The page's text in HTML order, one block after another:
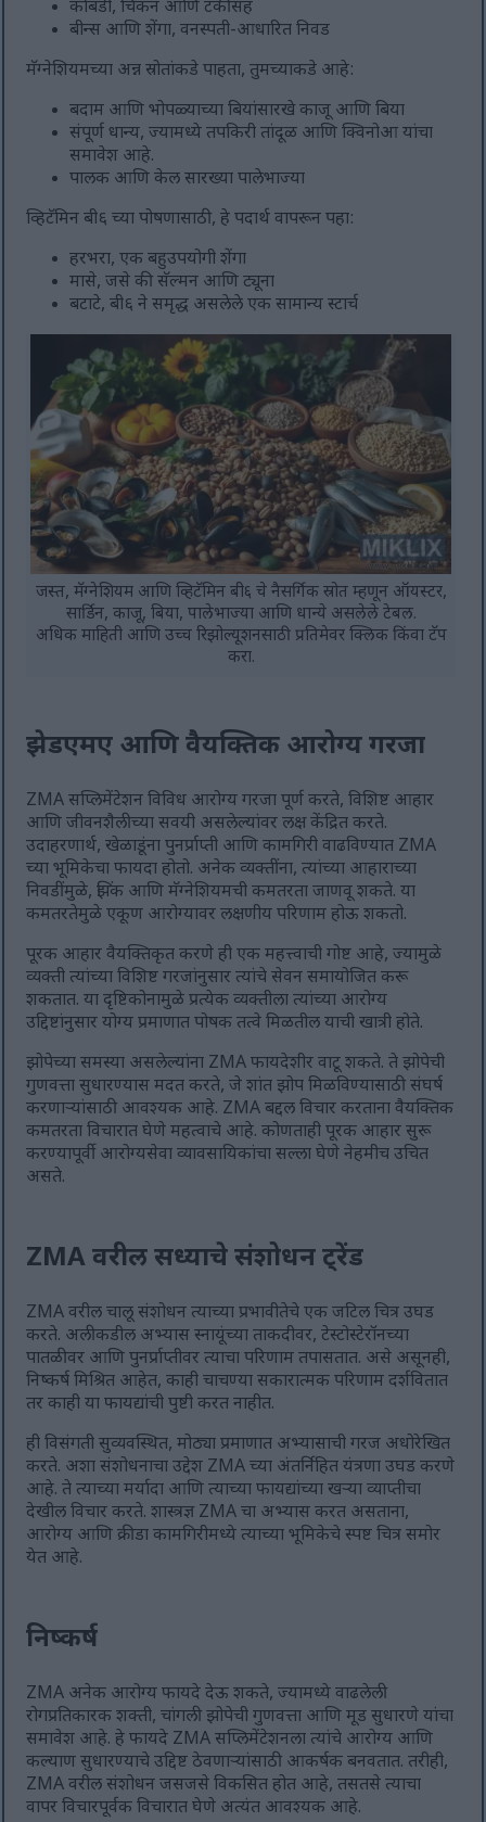
कोंबडी, चिकन आणि टर्कीसह
बीन्स आणि शेंगा, वनस्पती-आधारित निवड
मॅग्नेशियमच्या अन्न स्रोतांकडे पाहता, तुमच्याकडे आहे:
बदाम आणि भोपळ्याच्या बियांसारखे काजू आणि बिया
संपूर्ण धान्य, ज्यामध्ये तपकिरी तांदूळ आणि क्विनोआ यांचा
समावेश आहे.
पालक आणि केल सारख्या पालेभाज्या
व्हिटॅमिन बी६ च्या पोषणासाठी, हे पदार्थ वापरून पहा:
हरभरा, एक बहुउपयोगी शेंगा
मासे, जसे की सॅल्मन आणि ट्यूना
बटाटे, बी६ ने समृद्ध असलेले एक सामान्य स्टार्च
जस्त, मॅग्नेशियम आणि व्हिटॅमिन बी६ चे नैसर्गिक स्रोत म्हणून ऑयस्टर,
सार्डिन, काजू, बिया, पालेभाज्या आणि धान्ये असलेले टेबल.
अधिक माहिती आणि उच्च रिझोल्यूशनसाठी प्रतिमेवर क्लिक किंवा टॅप
करा.
झेडएमए आणि वैयक्तिक आरोग्य गरजा
ZMA सप्लिमेंटेशन विविध आरोग्य गरजा पूर्ण करते, विशिष्ट आहार
आणि जीवनशैलीच्या सवयी असलेल्यांवर लक्ष केंद्रित करते.
उदाहरणार्थ, खेळाडूंना पुनर्प्राप्ती आणि कामगिरी वाढविण्यात ZMA
च्या भूमिकेचा फायदा होतो. अनेक व्यक्तींना, त्यांच्या आहाराच्या
निवडींमुळे, झिंक आणि मॅग्नेशियमची कमतरता जाणवू शकते. या
कमतरतेमुळे एकूण आरोग्यावर लक्षणीय परिणाम होऊ शकतो.
पूरक आहार वैयक्तिकृत करणे ही एक महत्त्वाची गोष्ट आहे, ज्यामुळे
व्यक्ती त्यांच्या विशिष्ट गरजांनुसार त्यांचे सेवन समायोजित करू
शकतात. या दृष्टिकोनामुळे प्रत्येक व्यक्तीला त्यांच्या आरोग्य
उद्दिष्टांनुसार योग्य प्रमाणात पोषक तत्वे मिळतील याची खात्री होते.
झोपेच्या समस्या असलेल्यांना ZMA फायदेशीर वाटू शकते. ते झोपेची
गुणवत्ता सुधारण्यास मदत करते, जे शांत झोप मिळविण्यासाठी संघर्ष
करणाऱ्यांसाठी आवश्यक आहे. ZMA बद्दल विचार करताना वैयक्तिक
कमतरता विचारात घेणे महत्वाचे आहे. कोणताही पूरक आहार सुरू
करण्यापूर्वी आरोग्यसेवा व्यावसायिकांचा सल्ला घेणे नेहमीच उचित
असते.
ZMA वरील सध्याचे संशोधन ट्रेंड
ZMA वरील चालू संशोधन त्याच्या प्रभावीतेचे एक जटिल चित्र उघड
करते. अलीकडील अभ्यास स्नायूंच्या ताकदीवर, टेस्टोस्टेरॉनच्या
पातळीवर आणि पुनर्प्राप्तीवर त्याचा परिणाम तपासतात. असे असूनही,
निष्कर्ष मिश्रित आहेत, काही चाचण्या सकारात्मक परिणाम दर्शवितात
तर काही या फायद्यांची पुष्टी करत नाहीत.
ही विसंगती सुव्यवस्थित, मोठ्या प्रमाणात अभ्यासाची गरज अधोरेखित
करते. अशा संशोधनाचा उद्देश ZMA च्या अंतर्निहित यंत्रणा उघड करणे
आहे. ते त्याच्या मर्यादा आणि त्याच्या फायद्यांच्या खऱ्या व्याप्तीचा
देखील विचार करते. शास्त्रज्ञ ZMA चा अभ्यास करत असताना,
आरोग्य आणि क्रीडा कामगिरीमध्ये त्याच्या भूमिकेचे स्पष्ट चित्र समोर
येत आहे.
निष्कर्ष
ZMA अनेक आरोग्य फायदे देऊ शकते, ज्यामध्ये वाढलेली
रोगप्रतिकारक शक्ती, चांगली झोपेची गुणवत्ता आणि मूड सुधारणे यांचा
समावेश आहे. हे फायदे ZMA सप्लिमेंटेशनला त्यांचे आरोग्य आणि
कल्याण सुधारण्याचे उद्दिष्ट ठेवणाऱ्यांसाठी आकर्षक बनवतात. तरीही,
ZMA वरील संशोधन जसजसे विकसित होत आहे, तसतसे त्याचा
वापर विचारपूर्वक विचारात घेणे अत्यंत आवश्यक आहे.